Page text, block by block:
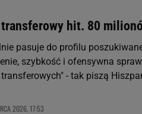
hit. 80
pasuje do profilu
szybkość i ofensywna
- tak piszą
2026, 17:53